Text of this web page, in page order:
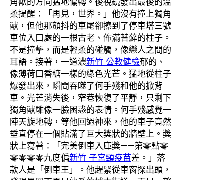
柔提醒：「再見，世界。」他沒有撞上獨角
獸，但他那顫抖的車尾卻擦到了停車塔三號
車位入口處的一根古老、佈滿苔蘚的柱子。
不是撞擊，而是輕柔的碰觸，像戀人之間的
耳語。接著，一道濃新竹 公教健檢郁的、
像薄荷口香糖一樣的綠色光芒。猛地從柱子
爆發出來，瞬間吞噬了何手殘和他的掀背
車。光芒消失後，窄巷恢復了平靜，只剩下
獨角獸雕像一臉困惑的表情。何手殘感覺一
陣天旋地轉，等他回過神來，他的車子竟然
垂直停在一個貼滿了巨大獎狀的牆壁上。獎
狀上寫著：「完美倒車入庫獎——第零點零
零零零零九度偏新竹 子宮頸疫苗差。」落
款人是「倒車王」。他趕緊從車窗探出頭，